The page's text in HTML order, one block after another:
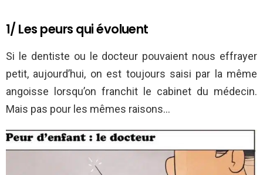
1/ Les peurs qui évoluent
Si le dentiste ou le docteur pouvaient nous effrayer
petit, aujourd’hui, on est toujours saisi par la même
angoisse lorsqu’on franchit le cabinet du médecin.
Mais pas pour les mêmes raisons…